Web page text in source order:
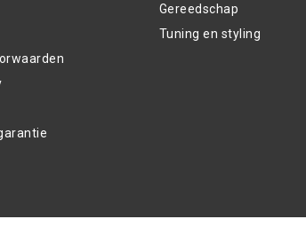
Gereedschap
Tuning en styling